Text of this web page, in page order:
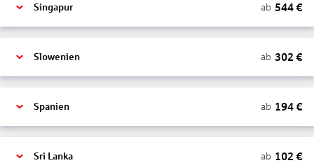
Singapur ab 544€
Slowenien ab 302 €
Spanien ab 194€
Sri Lanka ab 102 €